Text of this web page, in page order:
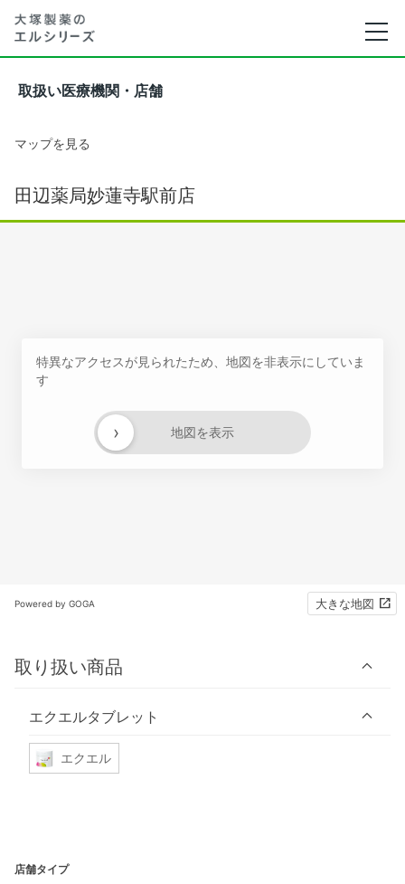
取扱い医療機関・店舗
マップを見る
田辺薬局妙蓮寺駅前店
特異なアクセスが見られたため、地図を非表示にしていま
す
地図を表示
›
Powered by GOGA 大きな地図
取り扱い商品
エクエルタブレット
エクエル
店舗タイプ